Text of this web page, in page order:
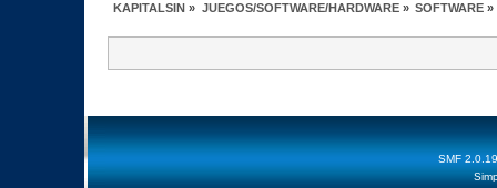
KAPITALSIN » JUEGOS/SOFTWARE/HARDWARE» SOFTWARE»
SMF 2.0.19